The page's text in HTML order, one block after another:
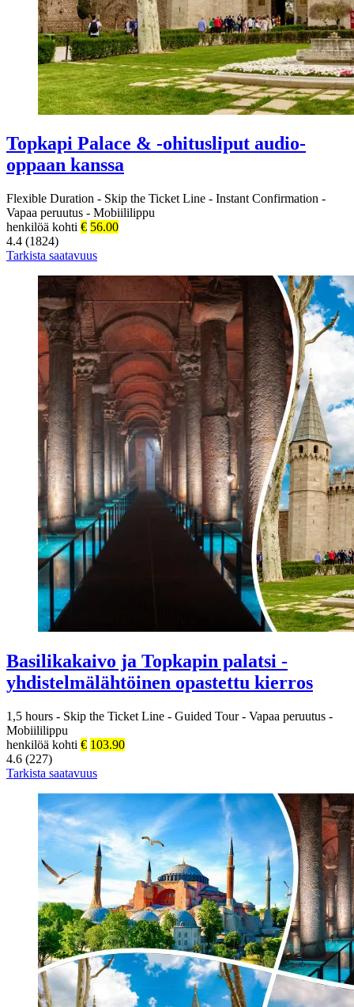
Topkapi Palace & -ohitusliput audio-
oppaan kanssa
Flexible Duration - Skip the Ticket Line - Instant Confirmation -
Vapaa peruutus - Mobiililippu
henkilöä kohti € 56.00
4.4 (1824)
Tarkista saatavuus
Basilikakaivo ja Topkapin palatsi -
yhdistelmälähtöinen opastettu kierros
1,5 hours - Skip the Ticket Line - Guided Tour - Vapaa peruutus -
Mobiililippu
henkilöä kohti € 103.90
4.6 (227)
Tarkista saatavuus